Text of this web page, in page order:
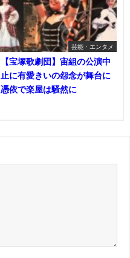
芸能・エンタメ
【宝塚歌劇団】宙組の公演中
止に有愛きいの怨念が舞台に
憑依で楽屋は騒然に